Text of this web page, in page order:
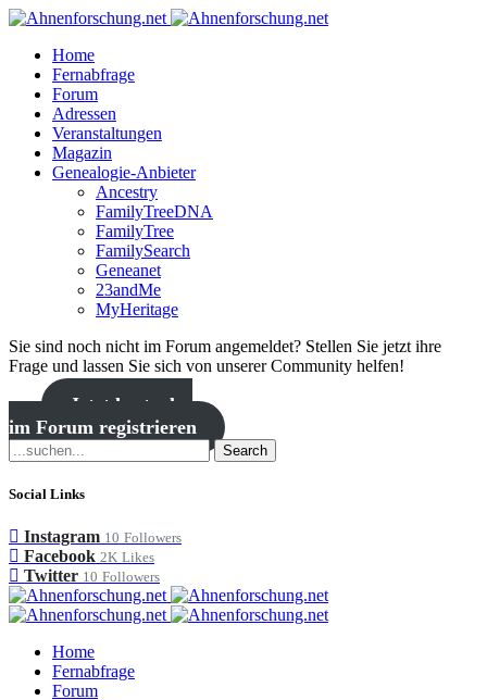
Home
Fernabfrage
Forum
Adressen
Veranstaltungen
Magazin
Genealogie-Anbieter
Ancestry
FamilyTreeDNA
FamilyTree
FamilySearch
Geneanet
23andMe
MyHeritage
Sie sind noch nicht im Forum angemeldet? Stellen Sie jetzt ihre
Frage und lassen Sie sich von unserer Community helfen!
Jetzt kostenlos
im Forum registrieren
Search
Social Links
Instagram 10 Followers
Facebook 2K Likes
Twitter 10 Followers
Home
Fernabfrage
Forum